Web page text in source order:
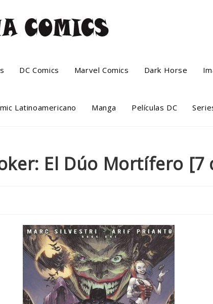
DC Comics Marvel Comics Dark Horse
Latinoamericano Manga Películas DC
El Dúo Mortífero [7